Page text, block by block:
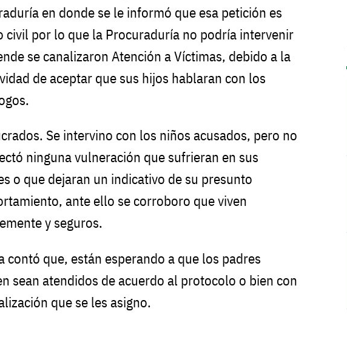
en donde se le informó que esa petición es
civil por lo que la Procuraduría no podría intervenir
se canalizaron Atención a Víctimas, debido a la
de aceptar que sus hijos hablaran con los
Se intervino con los niños acusados, pero no
ninguna vulneración que sufrieran en sus
o que dejaran un indicativo de su presunto
ante ello se corroboro que viven
y seguros.
contó que, están esperando a que los padres
sean atendidos de acuerdo al protocolo o bien con
que se les asigno.